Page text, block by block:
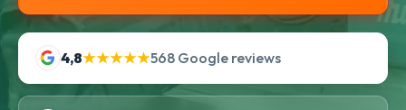
4,8★★★★★568 Google reviews